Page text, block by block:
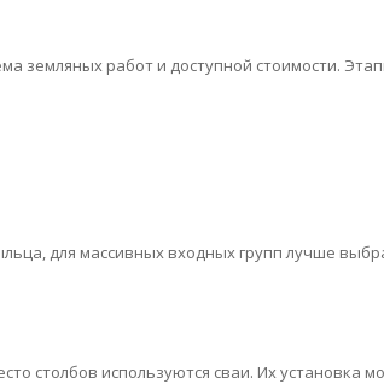
земляных работ и доступной стоимости.
для массивных входных групп лучше
столбов используются сваи. Их установка